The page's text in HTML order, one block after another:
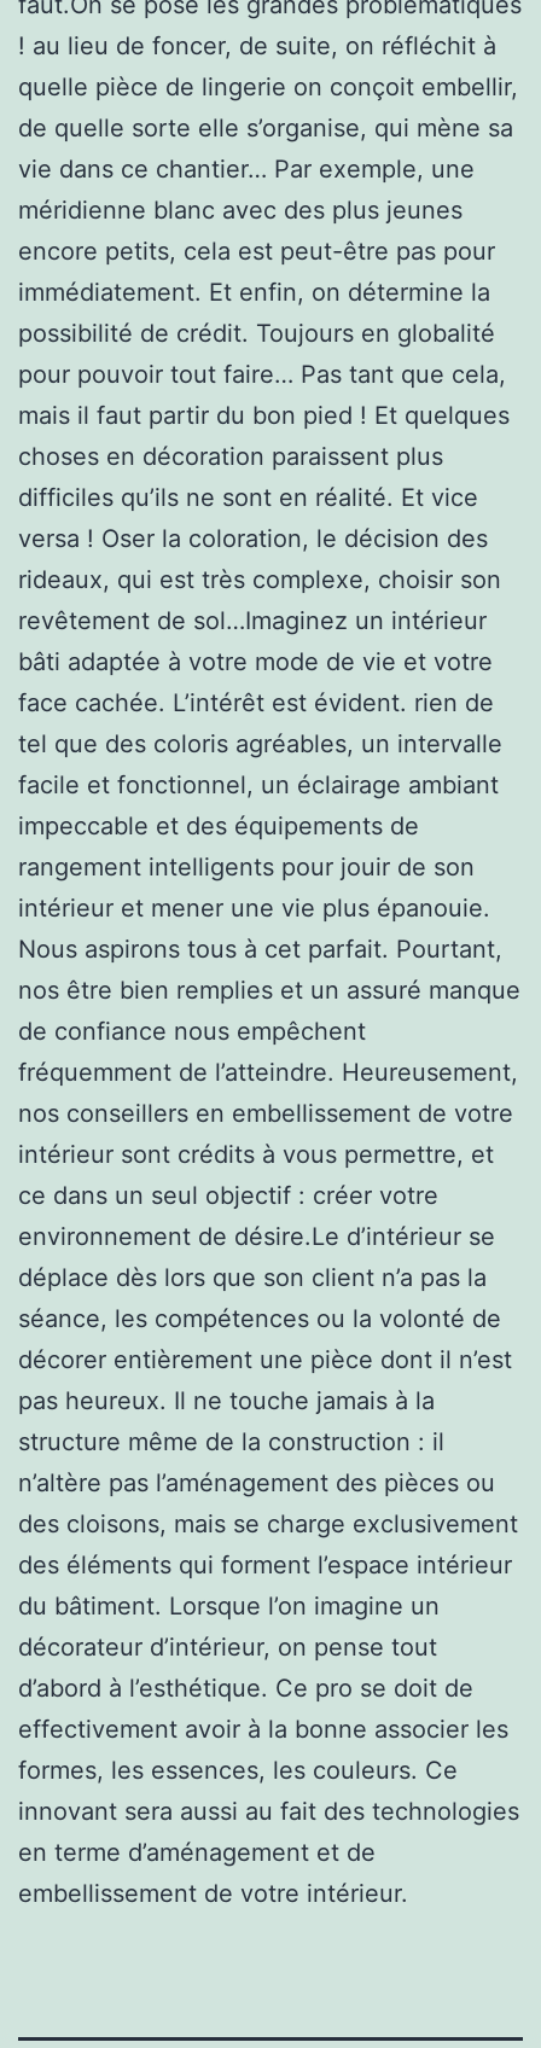
! au lieu de foncer, de suite, on réfléchit à
quelle pièce de lingerie on conçoit embellir,
de quelle sorte elle s’organise, qui mène sa
vie dans ce chantier… Par exemple, une
méridienne blanc avec des plus jeunes
encore petits, cela est peut-être pas pour
immédiatement. Et enfin, on détermine la
possibilité de crédit. Toujours en globalité
pour pouvoir tout faire… Pas tant que cela,
mais il faut partir du bon pied ! Et quelques
choses en décoration paraissent plus
difficiles qu’ils ne sont en réalité. Et vice
versa ! Oser la coloration, le décision des
rideaux, qui est très complexe, choisir son
revêtement de sol…Imaginez un intérieur
bâti adaptée à votre mode de vie et votre
face cachée. L’intérêt est évident. rien de
tel que des coloris agréables, un intervalle
facile et fonctionnel, un éclairage ambiant
impeccable et des équipements de
rangement intelligents pour jouir de son
intérieur et mener une vie plus épanouie.
Nous aspirons tous à cet parfait. Pourtant,
nos être bien remplies et un assuré manque
de confiance nous empêchent
fréquemment de l’atteindre. Heureusement,
nos conseillers en embellissement de votre
intérieur sont crédits à vous permettre, et
ce dans un seul objectif : créer votre
environnement de désire.Le d’intérieur se
déplace dès lors que son client n’a pas la
séance, les compétences ou la volonté de
décorer entièrement une pièce dont il n’est
pas heureux. Il ne touche jamais à la
structure même de la construction : il
n’altère pas l’aménagement des pièces ou
des cloisons, mais se charge exclusivement
des éléments qui forment l’espace intérieur
du bâtiment. Lorsque l’on imagine un
décorateur d’intérieur, on pense tout
d’abord à l’esthétique. Ce pro se doit de
effectivement avoir à la bonne associer les
formes, les essences, les couleurs. Ce
innovant sera aussi au fait des technologies
en terme d’aménagement et de
embellissement de votre intérieur.